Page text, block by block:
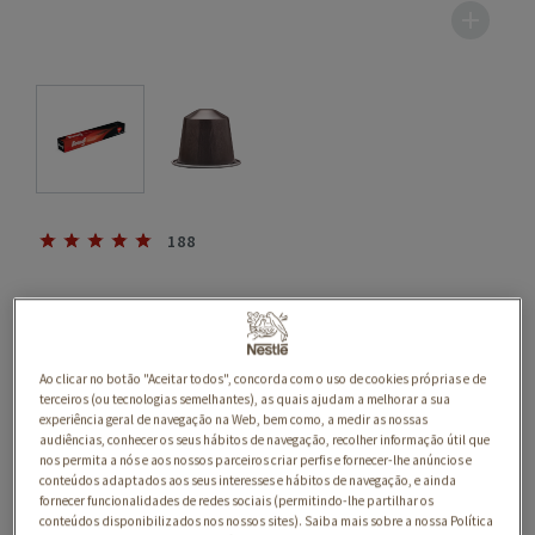
188
BUONDI INTENSO
Ao clicar no botão "Aceitar todos", concorda com o uso de cookies próprias e de
terceiros (ou tecnologias semelhantes), as quais ajudam a melhorar a sua
experiência geral de navegação na Web, bem como, a medir as nossas
audiências, conhecer os seus hábitos de navegação, recolher informação útil que
nos permita a nós e aos nossos parceiros criar perfis e fornecer-lhe anúncios e
conteúdos adaptados aos seus interesses e hábitos de navegação, e ainda
fornecer funcionalidades de redes sociais (permitindo-lhe partilhar os
conteúdos disponibilizados nos nossos sites). Saiba mais sobre a nossa Política